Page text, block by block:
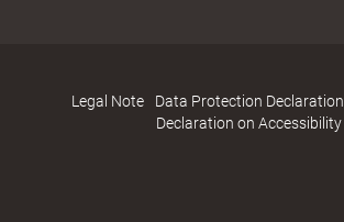
Legal Note Data Protection Declaration
Declaration on Accessibility